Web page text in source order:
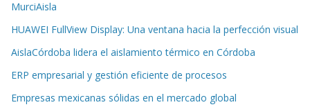
MurciAisla
HUAWEI FullView Display: Una ventana hacia la perfección visual
AislaCórdoba lidera el aislamiento térmico en Córdoba
ERP empresarial y gestión eficiente de procesos
Empresas mexicanas sólidas en el mercado global